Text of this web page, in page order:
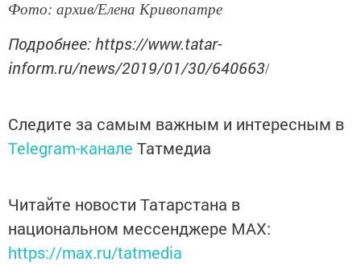
Фото: архив/Елена Кривопатре
Подробнее: https://www.tatar-
inform.ru/news/2019/01/30/640663/
Следите за самым важным и интересным в
Telegram-канале Татмедиа
Читайте новости Татарстана в
национальном мессенджере MАХ:
https://max.ru/tatmedia